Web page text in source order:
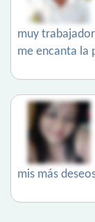
muy
me encanta la
mis más